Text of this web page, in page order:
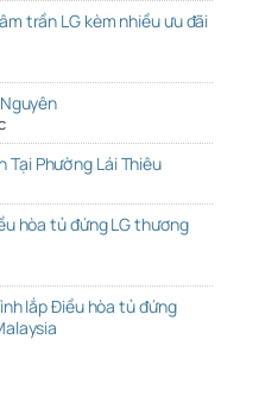
trần LG kèm nhiều ưu đãi
Tại Phường Lái Thiêu
hòa tủ đứng LG thương
lắp Điều hòa tủ đứng